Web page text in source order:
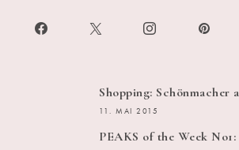
Shopping: Schönmacher
11. MAI 2015
PEAKS of the Week